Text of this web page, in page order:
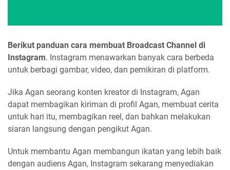
Berikut panduan cara membuat Broadcast Channel di
Instagram. Instagram menawarkan banyak cara berbeda
untuk berbagi gambar, video, dan pemikiran di platform.
Jika Agan seorang konten kreator di Instagram, Agan
dapat membagikan kiriman di profil Agan, membuat cerita
untuk hari itu, membagikan reel, dan bahkan melakukan
siaran langsung dengan pengikut Agan.
Untuk membantu Agan membangun ikatan yang lebih baik
dengan audiens Agan, Instagram sekarang menyediakan